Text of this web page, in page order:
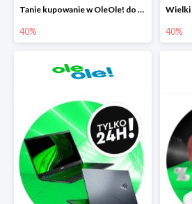
Tanie kupowanie w OleOle! do -40%
40% 40%